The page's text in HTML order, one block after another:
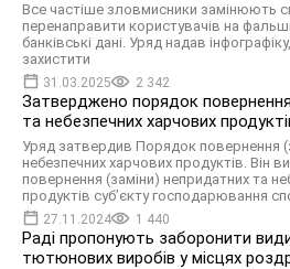
Все частіше зловмисники замінюють
перенаправити користувачів на
банківські дані. Уряд надав
захистити
31.03.2025 2 342
Затверджено порядок
та небезпечних харчових
Уряд затвердив Порядок повернення
небезпечних харчових продуктів. Він
повернення (заміни) непридатних та
продуктів суб’єкту господарювання
27.11.2024 1 440
Раді пропонують заборонити
тютюнових виробів у місцях